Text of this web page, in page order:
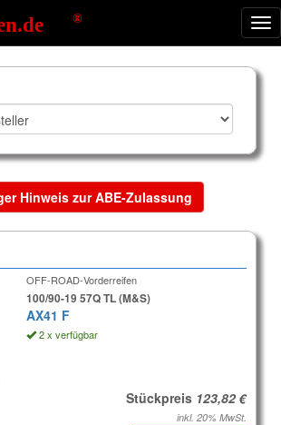
Hinweis zur ABE-Zulassung
OFF-ROAD-Vorderreifen
100/90-19 57Q TL (M&S)
AX41 F
2 x verfügbar
Stückpreis
inkl. 20% MwSt.